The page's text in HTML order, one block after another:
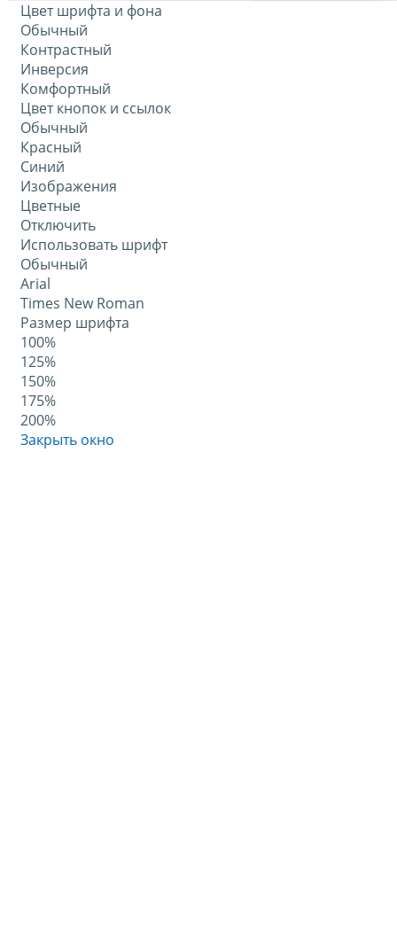
Цвет шрифта и фона
Обычный
Контрастный
Инверсия
Комфортный
Цвет кнопок и ссылок
Обычный
Красный
Синий
Изображения
Цветные
Отключить
Использовать шрифт
Обычный
Arial
Times New Roman
Размер шрифта
100%
125%
150%
175%
200%
Закрыть окно